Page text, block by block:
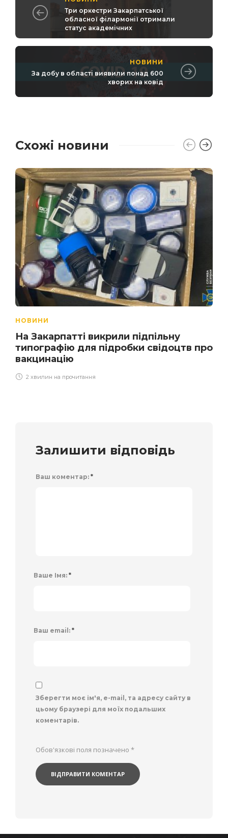
Три оркестри Закарпатської
обласної філармонії отримали
статус академічних
НОВИНИ
За добу в області виявили понад 600
хворих на ковід
Схожі новини
НОВИНИ
На Закарпатті викрили підпільну
типографію для підробки свідоцтв про
вакцинацію
2 хвилин на прочитання
Залишити відповідь
Ваш коментар: *
Ваше Імя: *
Ваш email: *
Зберегти моє ім'я, e-mail, та адресу сайту в
цьому браузері для моїх подальших
коментарів.
Обов'язкові поля позначено *